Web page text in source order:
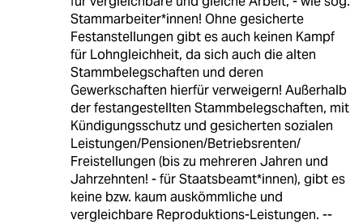
Stammarbeiter*innen! Ohne gesicherte
Festanstellungen gibt es auch keinen Kampf
für Lohngleichheit, da sich auch die alten
Stammbelegschaften und deren
Gewerkschaften hierfür verweigern! Außerhalb
der festangestellten Stammbelegschaften, mit
Kündigungsschutz und gesicherten sozialen
Leistungen/Pensionen/Betriebsrenten/
Freistellungen (bis zu mehreren Jahren und
Jahrzehnten! - für Staatsbeamt*innen), gibt es
keine bzw. kaum auskömmliche und
vergleichbare Reproduktions-Leistungen. --